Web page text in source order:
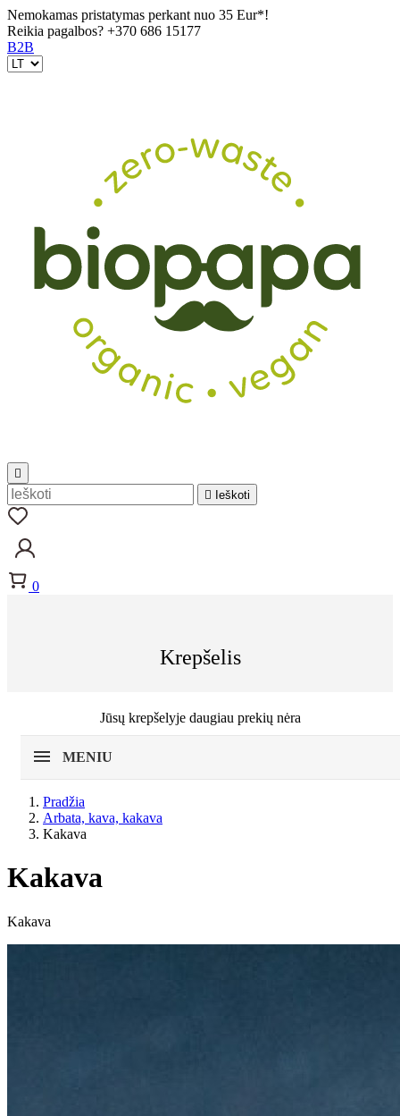
Nemokamas pristatymas perkant nuo 35 Eur*!
Reikia pagalbos? +370 686 15177
B2B


Ieškoti
0
Krepšelis
Jūsų krepšelyje daugiau prekių nėra
MENIU
Pradžia
Arbata, kava, kakava
Kakava
Kakava
Kakava